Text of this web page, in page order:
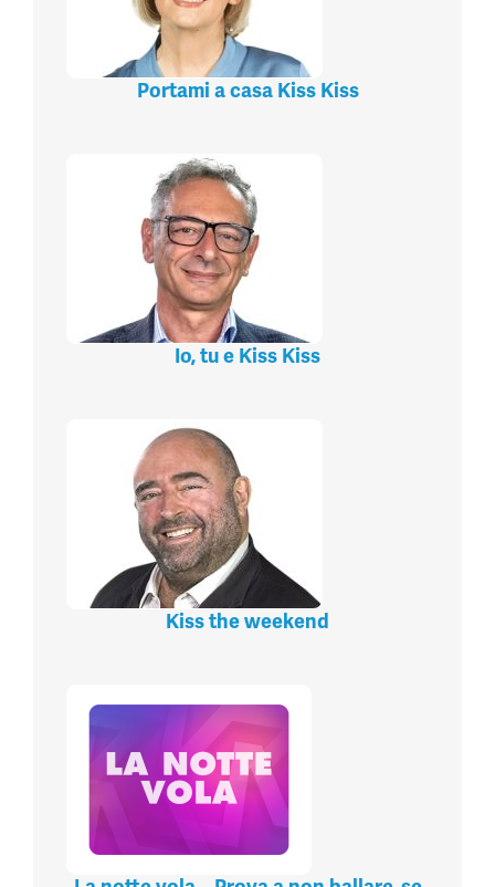
Portami a casa Kiss Kiss
Io, tu e Kiss Kiss
Kiss the weekend